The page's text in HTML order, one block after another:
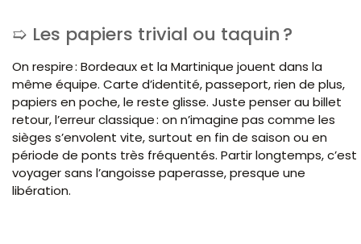
Les papiers trivial ou taquin ?
On respire : Bordeaux et la Martinique jouent dans la
même équipe. Carte d’identité, passeport, rien de plus,
papiers en poche, le reste glisse. Juste penser au billet
retour, l’erreur classique : on n’imagine pas comme les
sièges s’envolent vite, surtout en fin de saison ou en
période de ponts très fréquentés. Partir longtemps, c’est
voyager sans l’angoisse paperasse, presque une
libération.